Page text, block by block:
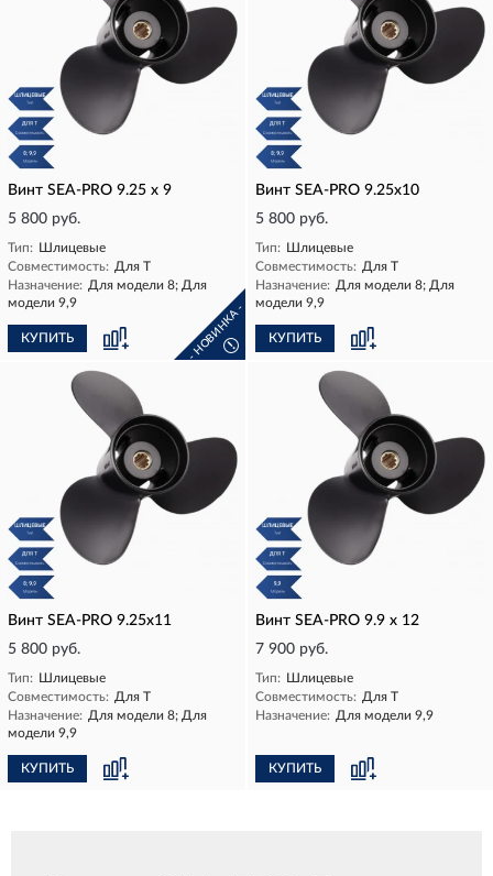
Винт SEA-PRO 9.25 х 9
5 800 руб.
Тип: Шлицевые
Совместимость: Для T
Назначение: Для модели 8; Для
модели 9,9
КУПИТЬ - НОВИНКА -
!
Винт SEA-PRO 9.25х10
5 800 руб.
Тип: Шлицевые
Совместимость: Для T
Назначение: Для модели 8; Для
модели 9,9
КУПИТЬ
Винт SEA-PRO 9.25х11
5 800 руб.
Тип: Шлицевые
Совместимость: Для T
Назначение: Для модели 8; Для
модели 9,9
КУПИТЬ
Винт SEA-PRO 9.9 х 12
7 900 руб.
Тип: Шлицевые
Совместимость: Для T
Назначение: Для модели 9,9
КУПИТЬ